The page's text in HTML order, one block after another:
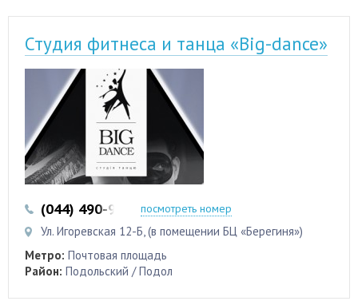
Студия фитнеса и танца «Big-dance»
(044) 490-90-99посмотреть номер
Ул. Игоревская 12-Б, (в помещении БЦ «Берегиня»)
Метро: Почтовая площадь
Район: Подольский / Подол